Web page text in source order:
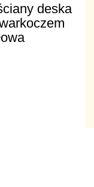
deska